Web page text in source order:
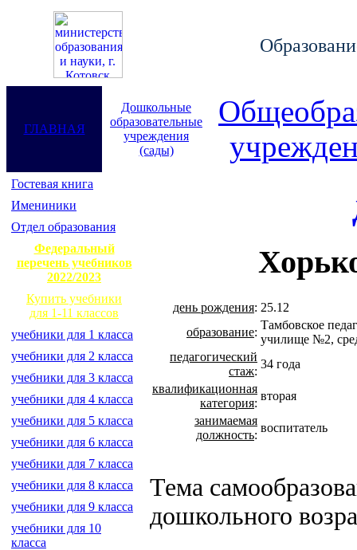
ГЛАВНАЯ
Дошкольные
образовательные
учреждения
(сады)
Гостевая книга
Имениники
Отдел образования
Федеральный
перечень учебников
2022/2023
Купить учебники
для 1-11 классов
учебники для 1 класса
учебники для 2 класса
учебники для 3 класса
учебники для 4 класса
учебники для 5 класса
учебники для 6 класса
учебники для 7 класса
учебники для 8 класса
учебники для 9 класса
учебники для 10
класса
день рождения: 25.12
образование:
Тамбовское
училище №2,
педагогический
стаж:
34 года
квалификационная
категория:
вторая
занимаемая
должность:
воспитатель
Тема
дошкольного